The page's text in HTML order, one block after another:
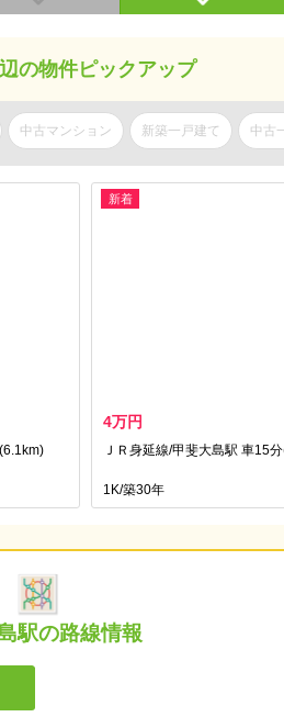
の物件ピックアップ
中古マンション 新築一戸建て 中古
新着
4万円
ＪＲ身延線/甲斐大島駅 車15
1K/築30年
駅の路線情報